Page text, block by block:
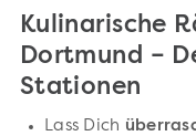
Kulinarische
Dortmund –
Stationen
Lass Dich